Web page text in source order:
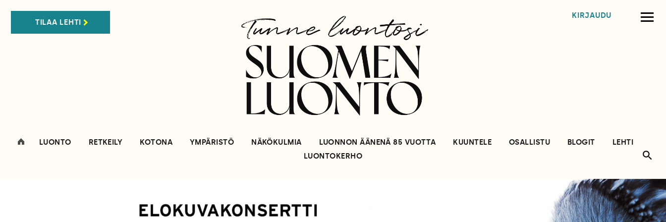
TILAA LEHTI
KIRJAUDU
LUONTO RETKEILY KOTONA YMPÄRISTÖ NÄKÖKULMIA LUONNON ÄÄNENÄ 85 VUOTTA KUUNTELE OSALLISTU BLOGIT
LEHTI
LUONTOKERHO